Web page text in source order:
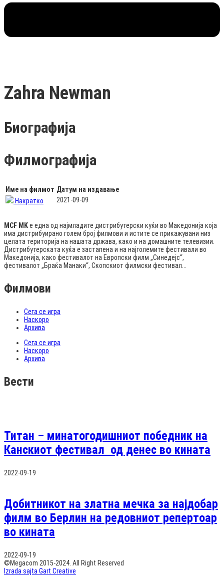
Zahra Newman
Биографија
Филмографија
Име на филмот Датум на издавање
Накратко
2021-09-09
MCF MKе една од најмладите дистрибутерски куќи во Македонија која
има дистрибуирано голем број филмови и истите се прикажувани низ
целата територија на нашата држава, како и на домашните телевизии.
Дистрибутерската куќа е застапена и на најголемите фестивали во
Македонија, како фестивалот на Европски филм „Синедејс“,
фестивалот „Браќа Манаки“, Скопскиот филмски фестивал…
Филмови
Сега се игра
Наскоро
Архива
Сега се игра
Наскоро
Архива
Вести
Титан – минатогодишниот победник на
Канскиот фестивал од денес во кината
2022-09-19
Добитникот на златна мечка за најдобар
филм во Берлин на редовниот репертоар
во кината
2022-09-19
©Megacom 2015-2024. All Right Reserved
Izrada sajta Gart Creative